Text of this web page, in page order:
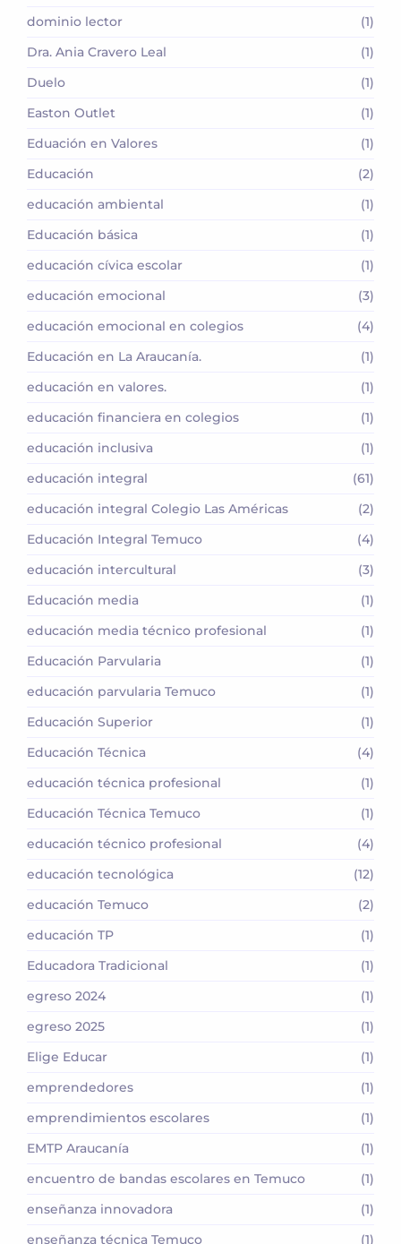
dominio lector
(1)
Dra. Ania Cravero Leal
(1)
Duelo
(1)
Easton Outlet
(1)
Eduación en Valores
(1)
Educación
(2)
educación ambiental
(1)
Educación básica
(1)
educación cívica escolar
(1)
educación emocional
(3)
educación emocional en colegios
(4)
Educación en La Araucanía.
(1)
educación en valores.
(1)
educación financiera en colegios
(1)
educación inclusiva
(1)
educación integral
(61)
educación integral Colegio Las Américas
(2)
Educación Integral Temuco
(4)
educación intercultural
(3)
Educación media
(1)
educación media técnico profesional
(1)
Educación Parvularia
(1)
educación parvularia Temuco
(1)
Educación Superior
(1)
Educación Técnica
(4)
educación técnica profesional
(1)
Educación Técnica Temuco
(1)
educación técnico profesional
(4)
educación tecnológica
(12)
educación Temuco
(2)
educación TP
(1)
Educadora Tradicional
(1)
egreso 2024
(1)
egreso 2025
(1)
Elige Educar
(1)
emprendedores
(1)
emprendimientos escolares
(1)
EMTP Araucanía
(1)
encuentro de bandas escolares en Temuco
(1)
enseñanza innovadora
(1)
enseñanza técnica Temuco
(1)